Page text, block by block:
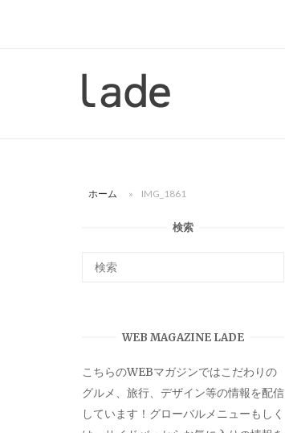
ー
ホーム » IMG_1861
検索
WEB MAGAZINE LADE
こちらのWEBマガジンではこだわりの
グルメ、旅行、デザイン等の情報を配信
しています！グローバルメニューもしく